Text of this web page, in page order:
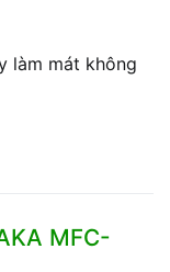
làm mát không
MFC-